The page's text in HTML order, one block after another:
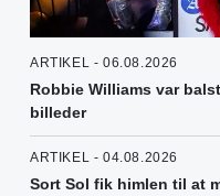
ARTIKEL - 06.08.2026
Robbie Williams var
billeder
ARTIKEL - 04.08.2026
Sort Sol fik himlen til at